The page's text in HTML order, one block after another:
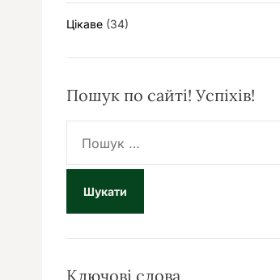
Цікаве (34)
Пошук по сайті! Успіхів!
ш
к
Ключові слова